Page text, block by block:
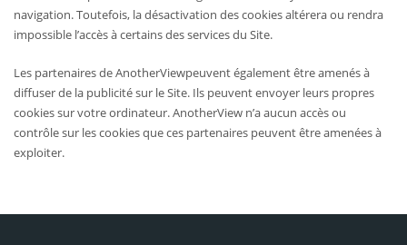
navigation. Toutefois, la désactivation des cookies altérera ou rendra
impossible l’accès à certains des services du Site.
Les partenaires de AnotherViewpeuvent également être amenés à
diffuser de la publicité sur le Site. Ils peuvent envoyer leurs propres
cookies sur votre ordinateur. AnotherView n’a aucun accès ou
contrôle sur les cookies que ces partenaires peuvent être amenées à
exploiter.